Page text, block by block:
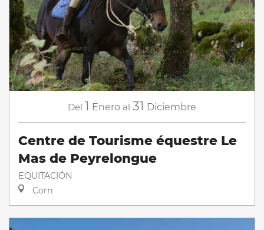
Del 1 Enero al 31 Diciembre
Centre de Tourisme équestre Le
Mas de Peyrelongue
EQUITACIÓN
Corn